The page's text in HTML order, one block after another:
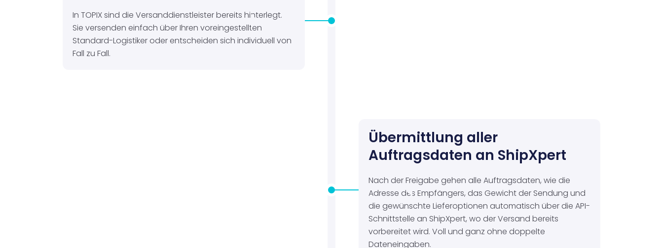
In TOPIX sind die Versanddienstleister bereits hinterlegt.
Sie versenden einfach über Ihren voreingestellten
Standard-Logistiker oder entscheiden sich individuell von
Fall zu Fall.
Übermittlung aller
Auftragsdaten an ShipXpert
Nach der Freigabe gehen alle Auftragsdaten, wie die
Adresse des Empfängers, das Gewicht der Sendung und
die gewünschte Lieferoptionen automatisch über die API-
Schnittstelle an ShipXpert, wo der Versand bereits
vorbereitet wird. Voll und ganz ohne doppelte
Dateneingaben.